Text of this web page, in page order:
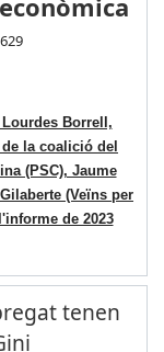
Borrell,
la coalició del
(PSC), Jaume
(Veïns per
de 2023